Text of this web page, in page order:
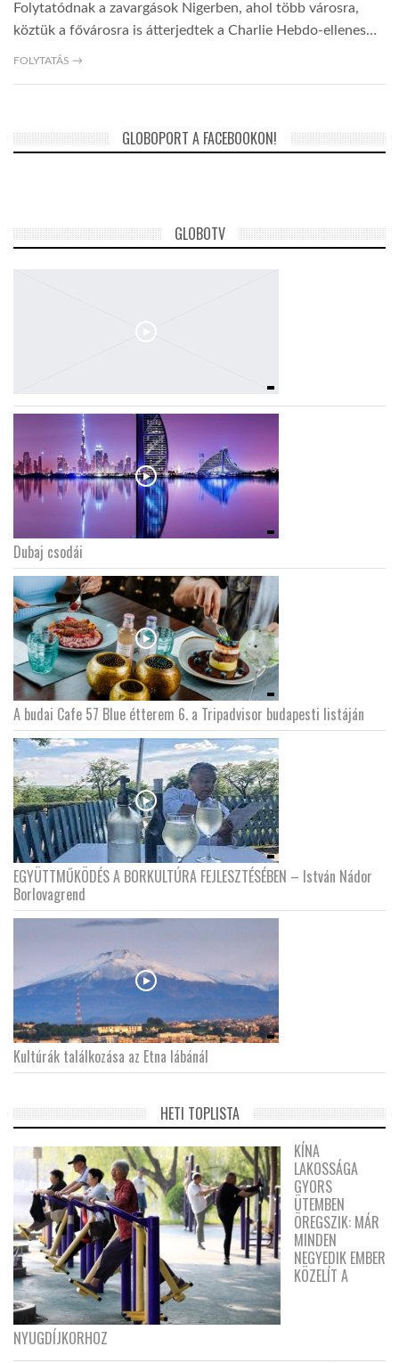
Folytatódnak a zavargások Nigerben, ahol több városra,
köztük a fővárosra is átterjedtek a Charlie Hebdo-ellenes…
FOLYTATÁS →
GLOBOPORT A FACEBOOKON!
GLOBOTV
Dubaj csodái
A budai Cafe 57 Blue étterem 6. a Tripadvisor budapesti listáján
EGYÜTTMŰKÖDÉS A BORKULTÚRA FEJLESZTÉSÉBEN – István Nádor
Borlovagrend
Kultúrák találkozása az Etna lábánál
HETI TOPLISTA
KÍNA
LAKOSSÁGA
GYORS
ÜTEMBEN
ÖREGSZIK: MÁR
MINDEN
NEGYEDIK EMBER
KÖZELÍT A
NYUGDÍJKORHOZ